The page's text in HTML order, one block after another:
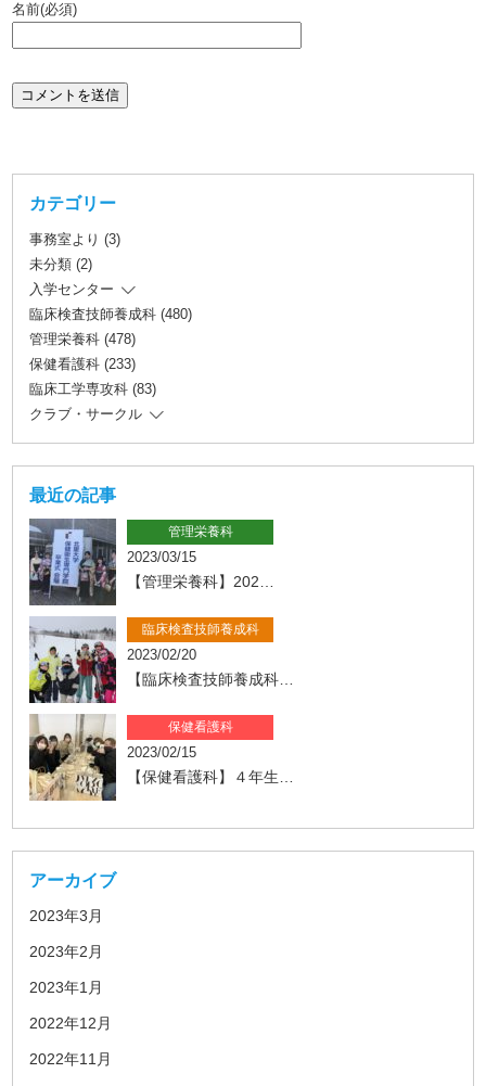
名前(必須)
カテゴリー
事務室より (3)
未分類 (2)
入学センター
臨床検査技師養成科 (480)
管理栄養科 (478)
保健看護科 (233)
臨床工学専攻科 (83)
クラブ・サークル
最近の記事
管理栄養科
2023/03/15
【管理栄養科】202…
臨床検査技師養成科
2023/02/20
【臨床検査技師養成科…
保健看護科
2023/02/15
【保健看護科】４年生…
アーカイブ
2023年3月
2023年2月
2023年1月
2022年12月
2022年11月